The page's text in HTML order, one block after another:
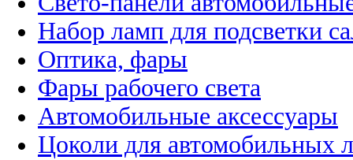
Набор ламп для подсветки
Оптика, фары
Фары рабочего света
Автомобильные аксессуары
Цоколи для автомобильных